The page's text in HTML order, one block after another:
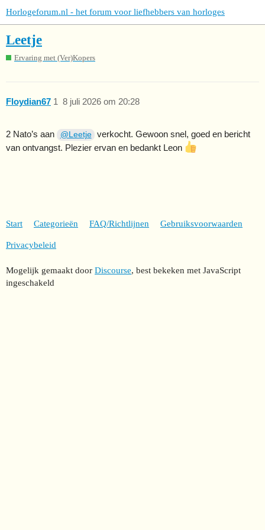
Horlogeforum.nl - het forum voor liefhebbers van horloges
Leetje
Ervaring met (Ver)Kopers
Floydian67 8 juli 2026 om 20:28
1
2 Nato’s aan @Leetje verkocht. Gewoon snel, goed en bericht
van ontvangst. Plezier ervan en bedankt Leon
Start Categorieën FAQ/Richtlijnen Gebruiksvoorwaarden
Privacybeleid
Mogelijk gemaakt door Discourse, best bekeken met JavaScript
ingeschakeld